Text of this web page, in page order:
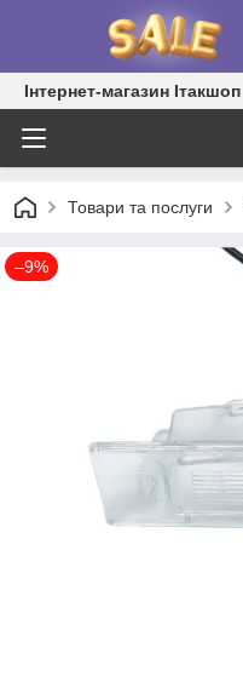
Інтернет-магазин Ітакшоп
Товари та послуги
–9%